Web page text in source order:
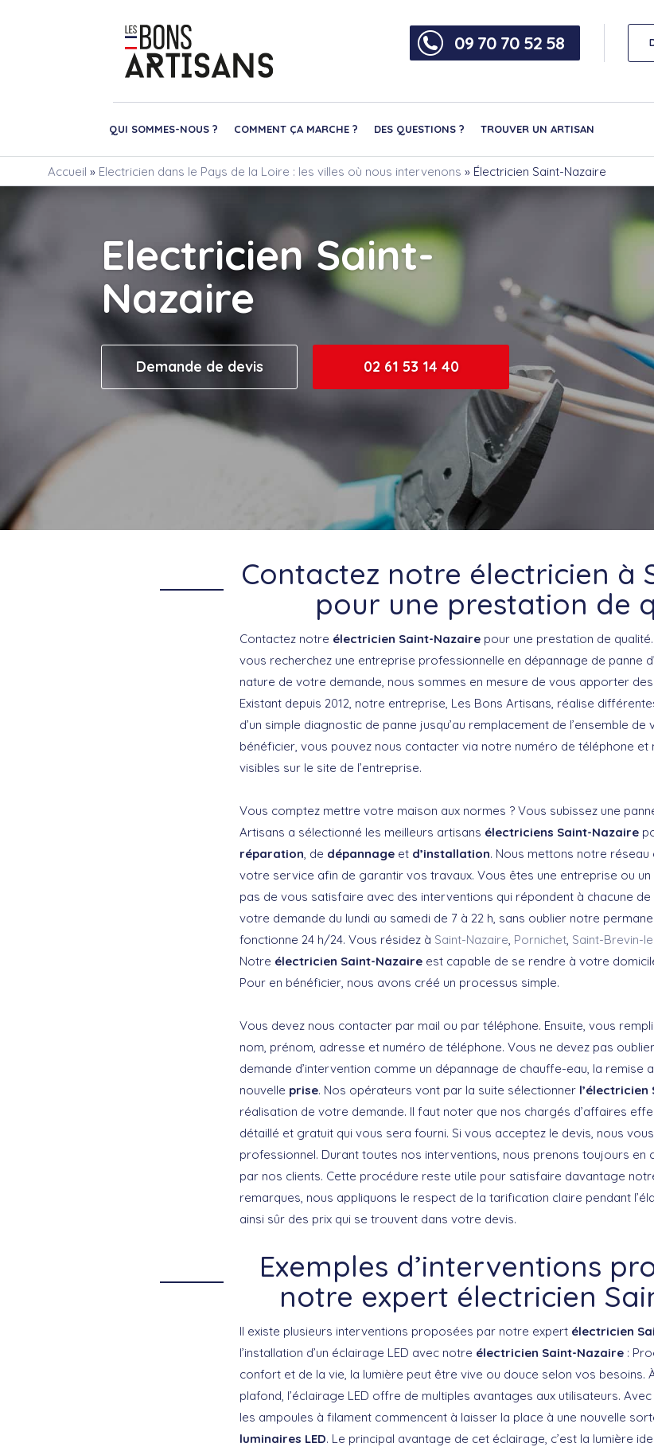
09 70 70 52 58
QUI SOMMES-NOUS ? COMMENT ÇA MARCHE ? DES QUESTIONS ? TROUVER UN ARTISAN
Accueil » Electricien dans le Pays de la Loire : les villes où nous intervenons » Électricien Saint-Nazaire
Electricien Saint-
Nazaire
Demande de devis 02 61 53 14 40
Contactez notre électricien à
pour une prestation de
Contactez notre électricien Saint-Nazaire pour une prestation de
vous recherchez une entreprise professionnelle en dépannage de panne
nature de votre demande, nous sommes en mesure de vous apporter
Existant depuis 2012, notre entreprise, Les Bons Artisans, réalise
d’un simple diagnostic de panne jusqu’au remplacement de l’ensemble
bénéficier, vous pouvez nous contacter via notre numéro de téléphone
visibles sur le site de l’entreprise.
Vous comptez mettre votre maison aux normes ? Vous subissez une
Artisans a sélectionné les meilleurs artisans électriciens Saint-Nazaire
réparation, de dépannage et d’installation. Nous mettons notre réseau
votre service afin de garantir vos travaux. Vous êtes une entreprise ou un
pas de vous satisfaire avec des interventions qui répondent à chacune
votre demande du lundi au samedi de 7 à 22 h, sans oublier notre
fonctionne 24 h/24. Vous résidez à Saint-Nazaire, Pornichet, Saint-Brevin-
Notre électricien Saint-Nazaire est capable de se rendre à votre
Pour en bénéficier, nous avons créé un processus simple.
Vous devez nous contacter par mail ou par téléphone. Ensuite, vous
nom, prénom, adresse et numéro de téléphone. Vous ne devez pas
demande d’intervention comme un dépannage de chauffe-eau, la remise
nouvelle prise. Nos opérateurs vont par la suite sélectionner l’électricien
réalisation de votre demande. Il faut noter que nos chargés d’affaires
détaillé et gratuit qui vous sera fourni. Si vous acceptez le devis, nous
professionnel. Durant toutes nos interventions, nous prenons toujours en
par nos clients. Cette procédure reste utile pour satisfaire davantage
remarques, nous appliquons le respect de la tarification claire pendant
ainsi sûr des prix qui se trouvent dans votre devis.
Exemples d’interventions
notre expert électricien
Il existe plusieurs interventions proposées par notre expert électricien
l’installation d’un éclairage LED avec notre électricien Saint-Nazaire :
confort et de la vie, la lumière peut être vive ou douce selon vos besoins.
plafond, l’éclairage LED offre de multiples avantages aux utilisateurs.
les ampoules à filament commencent à laisser la place à une nouvelle
luminaires LED. Le principal avantage de cet éclairage, c’est la lumière